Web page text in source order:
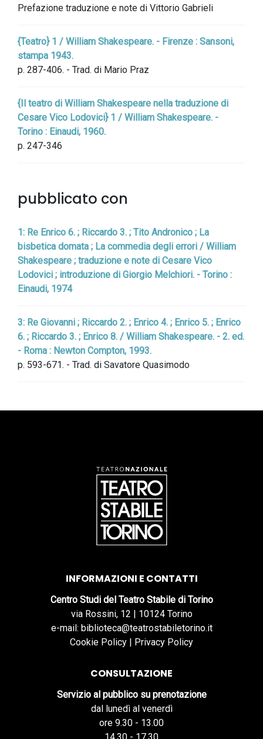
Prefazione traduzione e note di Vittorio Gabrieli
{Teatro} 1 / William Shakespeare. - Firenze : Sansoni,
stampa 1943.
p. 287-406. - Trad. di Mario Praz
{Il teatro di William Shakespeare nella traduzione di
Cesare Vico Lodovici} 1 / William Shakespeare. -
Torino : Einaudi, 1960.
p. 247-346
pubblicato con
1: Re Enrico 6. ; Riccardo 3. ; Tito Andronico ; La
bisbetica domata ; La commedia degli errori / William
Shakespeare ; traduzione e note di Cesare Vico
Lodovici ; introduzione di Giorgio Melchiori. - Torino :
Einaudi, 1974
3: Re Giovanni ; Riccardo 2. ; Enrico 4. ; Enrico 5. ; Enrico
6. ; Riccardo 3. ; Enrico 8. / William Shakespeare. - 2. ed.
- Roma : Newton Compton, 1993.
p. 593-671. - Trad. di Savatore Quasimodo
INFORMAZIONI E CONTATTI
Centro Studi del Teatro Stabile di Torino
via Rossini, 12 | 10124 Torino
e-mail: biblioteca@teatrostabiletorino.it
Cookie Policy | Privacy Policy
CONSULTAZIONE
Servizio al pubblico su prenotazione
dal lunedì al venerdì
ore 9.30 - 13.00